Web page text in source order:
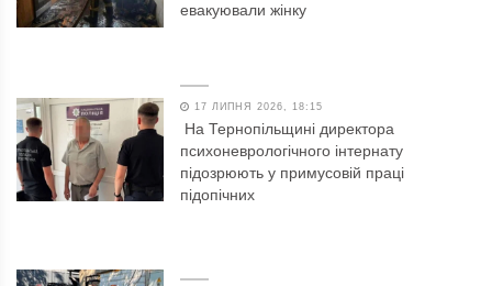
евакуювали жінку
17 ЛИПНЯ 2026, 18:15
На Тернопільщині директора
психоневрологічного інтернату
підозрюють у примусовій праці
підопічних